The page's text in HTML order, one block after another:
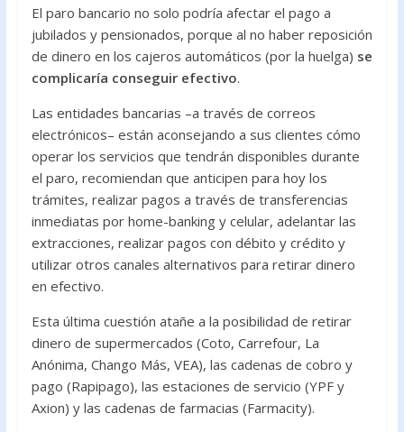
El paro bancario no solo podría afectar el pago a
jubilados y pensionados, porque al no haber reposición
de dinero en los cajeros automáticos (por la huelga) se
complicaría conseguir efectivo.
Las entidades bancarias –a través de correos
electrónicos– están aconsejando a sus clientes cómo
operar los servicios que tendrán disponibles durante
el paro, recomiendan que anticipen para hoy los
trámites, realizar pagos a través de transferencias
inmediatas por home-banking y celular, adelantar las
extracciones, realizar pagos con débito y crédito y
utilizar otros canales alternativos para retirar dinero
en efectivo.
Esta última cuestión atañe a la posibilidad de retirar
dinero de supermercados (Coto, Carrefour, La
Anónima, Chango Más, VEA), las cadenas de cobro y
pago (Rapipago), las estaciones de servicio (YPF y
Axion) y las cadenas de farmacias (Farmacity).